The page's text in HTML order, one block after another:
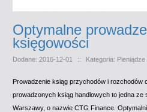
Optymalne
księgowości
Dodane: 2016-12-01 :: Kategoria:
Prowadzenie ksiąg przychodów i rozchodów
prowadzonych ksiąg handlowych to jedna ze
Warszawy, o nazwie CTG Finance.